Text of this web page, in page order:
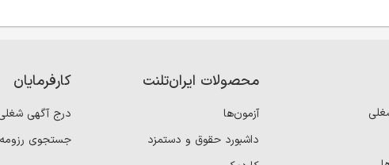
محصولات ایران‌تلنت
آزمون‌ها
داشبورد حقوق و دستمزد
کارفرمایان
درج آگهی
جستجوی رزومه